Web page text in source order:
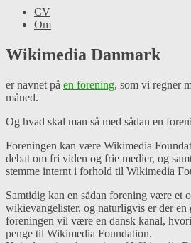
CV
Om
Wikimedia Danmark
er navnet på en forening, som vi regner
måned.
Og hvad skal man så med sådan en
Foreningen kan være Wikimedia
debat om fri viden og frie medier, og
stemme internt i forhold til Wikimedia
Samtidig kan en sådan forening være et
wikievangelister, og naturligvis er der
foreningen vil være en dansk kanal,
penge til Wikimedia Foundation.